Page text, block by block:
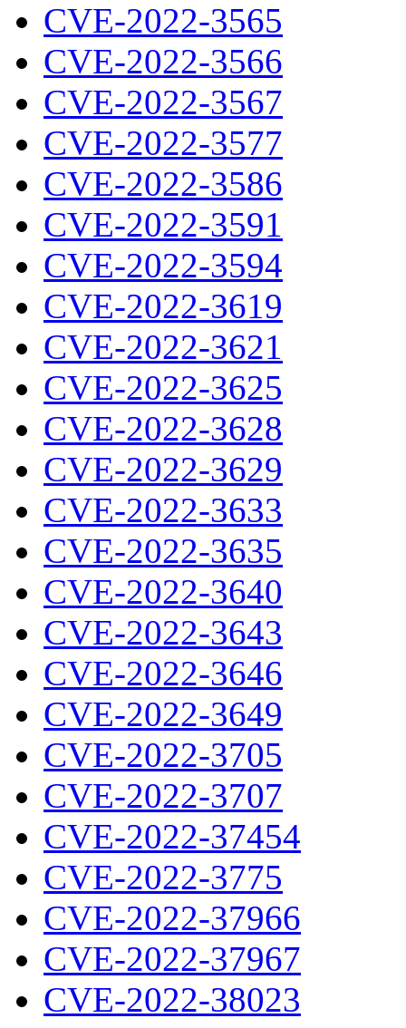
CVE-2022-3565
CVE-2022-3566
CVE-2022-3567
CVE-2022-3577
CVE-2022-3586
CVE-2022-3591
CVE-2022-3594
CVE-2022-3619
CVE-2022-3621
CVE-2022-3625
CVE-2022-3628
CVE-2022-3629
CVE-2022-3633
CVE-2022-3635
CVE-2022-3640
CVE-2022-3643
CVE-2022-3646
CVE-2022-3649
CVE-2022-3705
CVE-2022-3707
CVE-2022-37454
CVE-2022-3775
CVE-2022-37966
CVE-2022-37967
CVE-2022-38023